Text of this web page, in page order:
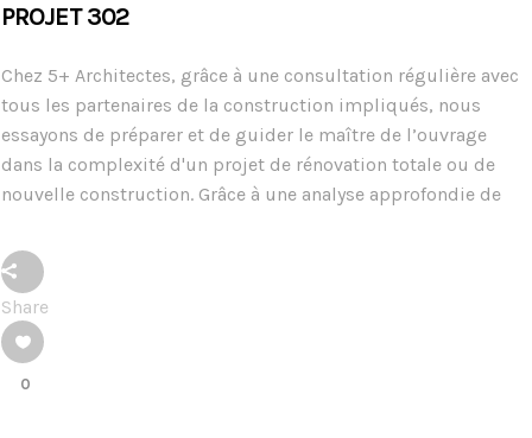
PROJET 302
Chez 5+ Architectes, grâce à une consultation régulière avec
tous les partenaires de la construction impliqués, nous
essayons de préparer et de guider le maître de l’ouvrage
dans la complexité d'un projet de rénovation totale ou de
nouvelle construction. Grâce à une analyse approfondie de
Share
0